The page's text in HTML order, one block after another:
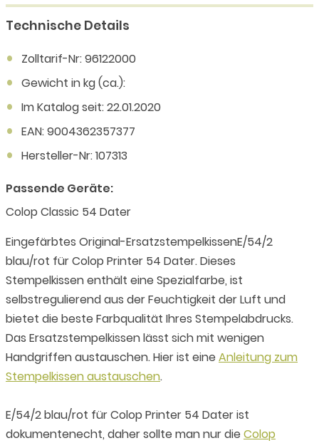
Technische Details
Zolltarif-Nr: 96122000
Gewicht in kg (ca.):
Im Katalog seit: 22.01.2020
EAN: 9004362357377
Hersteller-Nr: 107313
Passende Geräte:
Colop Classic 54 Dater
Eingefärbtes Original-ErsatzstempelkissenE/54/2
blau/rot für Colop Printer 54 Dater. Dieses
Stempelkissen enthält eine Spezialfarbe, ist
selbstregulierend aus der Feuchtigkeit der Luft und
bietet die beste Farbqualität Ihres Stempelabdrucks.
Das Ersatzstempelkissen lässt sich mit wenigen
Handgriffen austauschen. Hier ist eine Anleitung zum
Stempelkissen austauschen.
E/54/2 blau/rot für Colop Printer 54 Dater ist
dokumentenecht, daher sollte man nur die Colop